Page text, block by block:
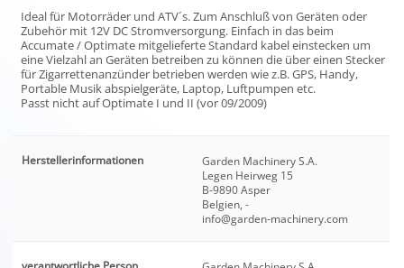
Ideal für Motorräder und ATV´s. Zum Anschluß von Geräten oder
Zubehör mit 12V DC Stromversorgung. Einfach in das beim
Accumate / Optimate mitgelieferte Standard kabel einstecken um
eine Vielzahl an Geräten betreiben zu können die über einen Stecker
für Zigarrettenanzünder betrieben werden wie z.B. GPS, Handy,
Portable Musik abspielgeräte, Laptop, Luftpumpen etc.
Passt nicht auf Optimate I und II (vor 09/2009)
Herstellerinformationen
Garden Machinery S.A.
Legen Heirweg 15
B-9890 Asper
Belgien, -
info@garden-machinery.com